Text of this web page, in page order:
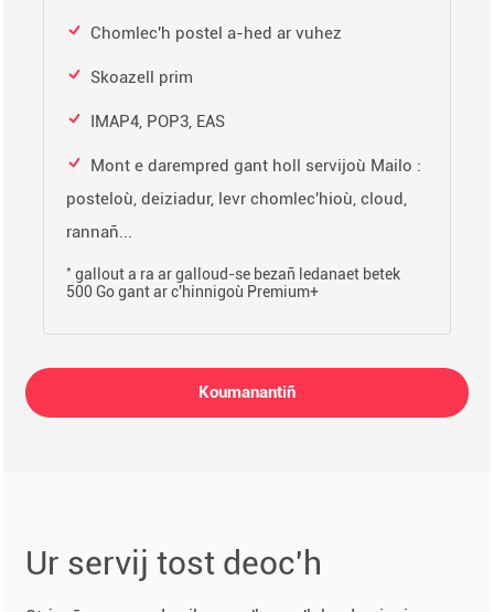
Chomlec'h postel a-hed ar vuhez
Skoazell prim
IMAP4, POP3, EAS
Mont e darempred gant holl servijoù Mailo :
posteloù, deiziadur, levr chomlec'hioù, cloud,
rannañ...
* gallout a ra ar galloud-se bezañ ledanaet betek
500 Go gant ar c'hinnigoù Premium+
Koumanantiñ
Ur servij tost deoc'h